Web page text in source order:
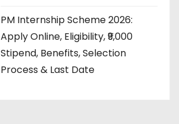
PM Internship Scheme 2026:
Apply Online, Eligibility, ₹9,000
Stipend, Benefits, Selection
Process & Last Date